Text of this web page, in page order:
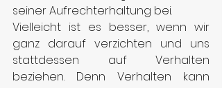
seiner Aufrechterhaltung bei.
Vielleicht ist es besser, wenn wir
ganz darauf verzichten und uns
stattdessen auf Verhalten
beziehen. Denn Verhalten kann